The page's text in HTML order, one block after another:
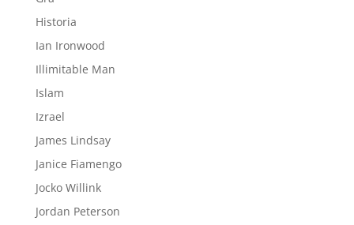
Historia
Ian Ironwood
Illimitable Man
Islam
Izrael
James Lindsay
Janice Fiamengo
Jocko Willink
Jordan Peterson